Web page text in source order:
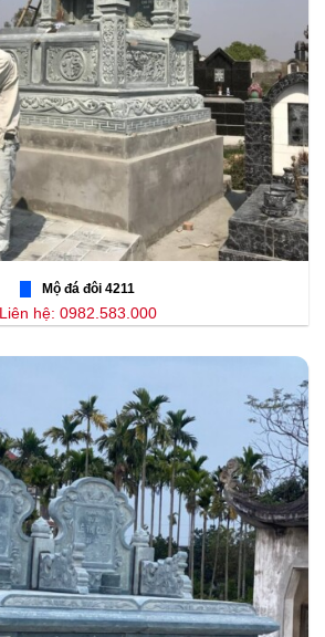
Mộ đá đôi 4211
Liên hệ: 0982.583.000